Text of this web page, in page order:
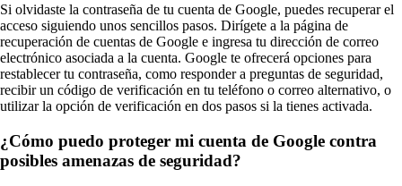
Si olvidaste la contraseña de tu cuenta de Google, puedes recuperar el
acceso siguiendo unos sencillos pasos. Dirígete a la página de
recuperación de cuentas de Google e ingresa tu dirección de correo
electrónico asociada a la cuenta. Google te ofrecerá opciones para
restablecer tu contraseña, como responder a preguntas de seguridad,
recibir un código de verificación en tu teléfono o correo alternativo, o
utilizar la opción de verificación en dos pasos si la tienes activada.
¿Cómo puedo proteger mi cuenta de Google contra
posibles amenazas de seguridad?